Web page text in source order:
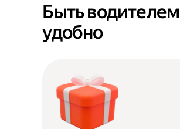
Быть водителем
удобно